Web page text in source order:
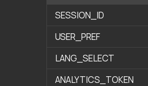
SESSION_ID
USER_PREF
LANG_SELECT
ANALYTICS_TOKEN